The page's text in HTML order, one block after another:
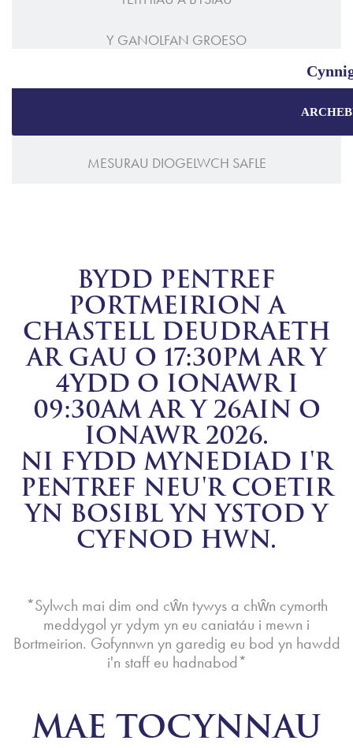
Y GANOLFAN GROESO
MESURAU DIOGELWCH SAFLE
BYDD PENTREF
PORTMEIRION A
CHASTELL DEUDRAETH
AR GAU O 17:30PM AR Y
4YDD O IONAWR I
09:30AM AR Y 26AIN O
IONAWR 2026.
NI FYDD MYNEDIAD I'R
PENTREF NEU'R COETIR
YN BOSIBL YN YSTOD Y
CYFNOD HWN.
*Sylwch mai dim ond cŵn tywys a chŵn cymorth
meddygol yr ydym yn eu caniatáu i mewn i
Bortmeirion. Gofynnwn yn garedig eu bod yn hawdd
i'n staff eu hadnabod*
MAE TOCYNNAU